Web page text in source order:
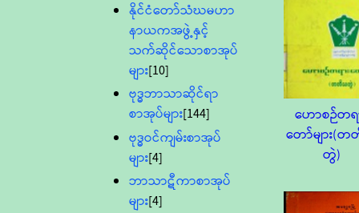
နိုင်ငံတော်သံဃမဟာ
နာယကအဖွဲ့နှင့်
သက်ဆိုင်သောစာအုပ်
များ[10]
ဗုဒ္ဓဘာသာဆိုင်ရာ
စာအုပ်များ[144]
ဗုဒ္ဓဝင်ကျမ်းစာအုပ်
များ[4]
ဘာသာဋီကာစာအုပ်
များ[4]
ဟောစဉ်တရ
တော်များ(
တွဲ)